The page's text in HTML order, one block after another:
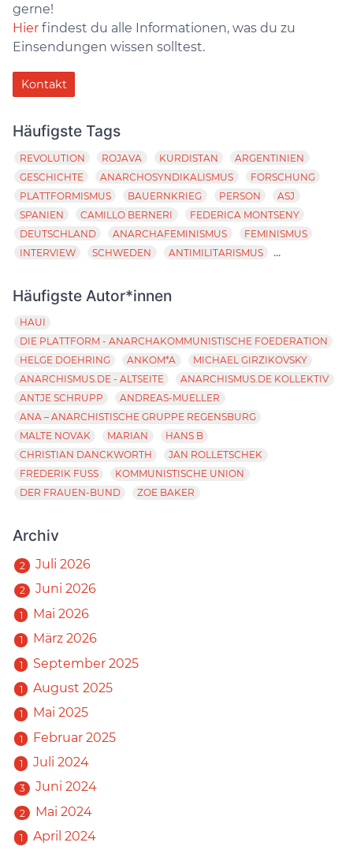
gerne!
Hier findest du alle Informationen, was du zu
Einsendungen wissen solltest.
Kontakt
Häufigste Tags
REVOLUTION ROJAVA KURDISTAN
ARGENTINIEN
GESCHICHTE
ANARCHOSYNDIKALISMUS
FORSCHUNG
PLATTFORMISMUS
BAUERNKRIEG PERSON
ASJ
SPANIEN
CAMILLO BERNERI
FEDERICA MONTSENY
DEUTSCHLAND
ANARCHAFEMINISMUS
FEMINISMUS
INTERVIEW
SCHWEDEN ANTIMILITARISMUS ...
Häufigste Autor*innen
HAUI
DIE PLATTFORM - ANARCHAKOMMUNISTISCHE FOEDERATION
HELGE DOEHRING
ANKOM*A
MICHAEL GIRZIKOVSKY
ANARCHISMUS.DE - ALTSEITE
ANARCHISMUS.DE KOLLEKTIV
ANTJE SCHRUPP
ANDREAS-MUELLER
ANA – ANARCHISTISCHE GRUPPE REGENSBURG
MALTE NOVAK
MARIAN
HANS B
CHRISTIAN DANCKWORTH
JAN ROLLETSCHEK
FREDERIK FUSS
KOMMUNISTISCHE UNION
DER FRAUEN-BUND
ZOE BAKER
Archiv
2 Juli 2026
2 Juni 2026
1 Mai 2026
1 März 2026
1 September 2025
1 August 2025
1 Mai 2025
1 Februar 2025
1 Juli 2024
3 Juni 2024
2 Mai 2024
1 April 2024